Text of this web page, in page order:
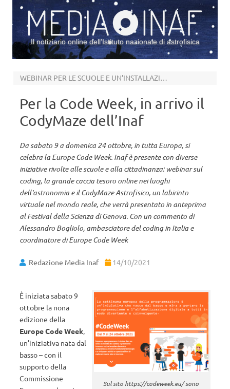
Il notiziario online dell’Istituto nazionale di astrofisica
WEBINAR PER LE SCUOLE E UN’INSTALLAZIONE AL FESTIVAL DELLA SCIENZA DI GENOVA
Per la Code Week, in arrivo il
CodyMaze dell’Inaf
Da sabato 9 a domenica 24 ottobre, in tutta Europa, si
celebra la Europe Code Week. Inaf è presente con diverse
iniziative rivolte alle scuole e alla cittadinanza: webinar sul
coding, la grande caccia tesoro online nei luoghi
dell'astronomia e il CodyMaze Astrofisico, un labirinto
virtuale nel mondo reale, che verrà presentato in anteprima
al Festival della Scienza di Genova. Con un commento di
Alessandro Bogliolo, ambasciatore del coding in Italia e
coordinatore di Europe Code Week
Redazione Media Inaf 14/10/2021
Sul sito https://codeweek.eu/ sono
È iniziata sabato 9
ottobre la nona
edizione della
Europe Code Week,
un’iniziativa nata dal
basso – con il
supporto della
Commissione